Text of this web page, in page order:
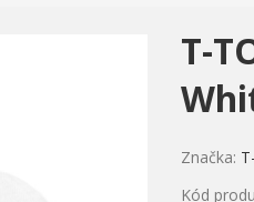
T-
Značka:
Kód